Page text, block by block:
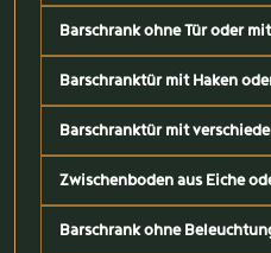
Barschrank ohne Tür oder
Barschranktür mit Haken
Barschranktür mit
Zwischenboden aus Eiche
Barschrank ohne